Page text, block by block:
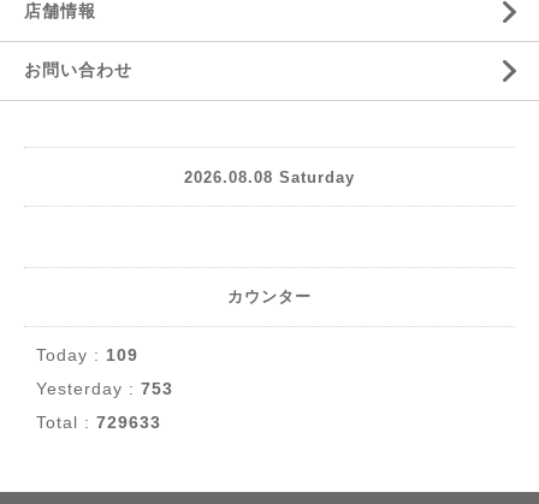
店舗情報
お問い合わせ
2026.08.08 Saturday
カウンター
Today : 109
Yesterday : 753
Total : 729633